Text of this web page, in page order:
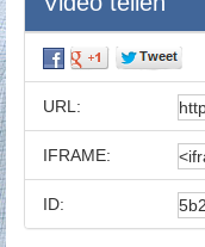
URL:
IFRAME:
ID: